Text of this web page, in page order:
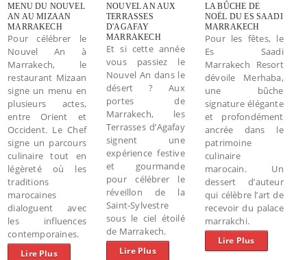
MENU DU NOUVEL
AN AU MIZAAN
MARRAKECH
Pour célébrer le
Nouvel An à
Marrakech, le
restaurant Mizaan
signe un menu en
plusieurs actes,
entre Orient et
Occident. Le Chef
signe un parcours
culinaire tout en
légèreté où les
traditions
marocaines
dialoguent avec
les influences
contemporaines.
Lire Plus
NOUVEL AN AUX
TERRASSES
D'AGAFAY
MARRAKECH
Et si cette année
vous passiez le
Nouvel An dans le
désert ? Aux
portes de
Marrakech, les
Terrasses d’Agafay
signent une
expérience festive
et gourmande
pour célébrer le
réveillon de la
Saint-Sylvestre
sous le ciel étoilé
de Marrakech.
Lire Plus
LA BÛCHE DE
NOËL DU ES SAADI
MARRAKECH
Pour les fêtes, le
Es Saadi
Marrakech Resort
dévoile Merhaba,
une bûche
signature élégante
et profondément
ancrée dans le
patrimoine
culinaire
marocain. Un
dessert d’auteur
qui célèbre l’art de
recevoir du palace
marrakchi.
Lire Plus